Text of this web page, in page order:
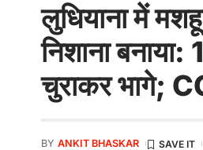
लुधियाना में
निशाना
चुराकर भागे;
BY ANKIT BHASKAR